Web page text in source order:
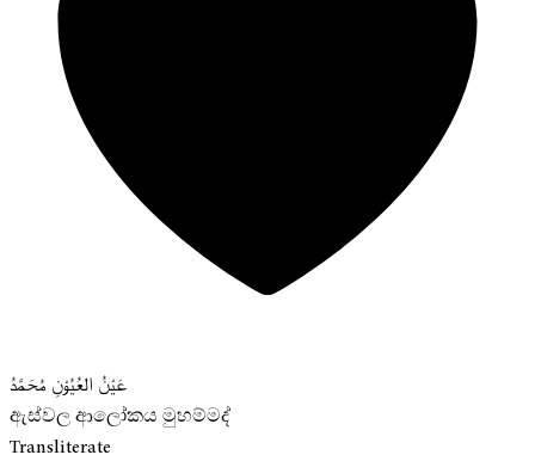
عَيْنُ العُيُوْنِ مُحَمَّدُ
ඇස්වල ආලෝකය මුහම්මද්
Transliterate